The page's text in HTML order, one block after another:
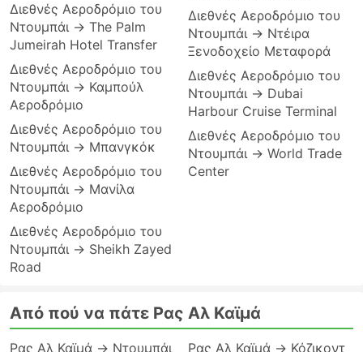
Διεθνές Αεροδρόμιο του
Ντουμπάι → The Palm
Jumeirah Hotel Transfer
Διεθνές Αεροδρόμιο του
Ντουμπάι → Καμπούλ
Αεροδρόμιο
Διεθνές Αεροδρόμιο του
Ντουμπάι → Μπανγκόκ
Διεθνές Αεροδρόμιο του
Ντουμπάι → Μανίλα
Αεροδρόμιο
Διεθνές Αεροδρόμιο του
Ντουμπάι → Sheikh Zayed
Road
Διεθνές Αεροδρόμιο του
Ντουμπάι → Ντέιρα
Ξενοδοχείο Μεταφορά
Διεθνές Αεροδρόμιο του
Ντουμπάι → Dubai
Harbour Cruise Terminal
Διεθνές Αεροδρόμιο του
Ντουμπάι → World Trade
Center
Από πού να πάτε Ρας Αλ Καϊμά
Ρας Αλ Καϊμά → Ντουμπάι
Ρας Αλ Καϊμά → Κόζικοντ